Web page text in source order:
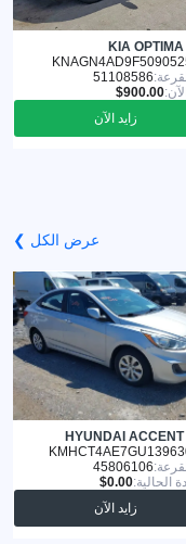
KIA
51108586
زايد الآن
عرض الكل ❯
HYUNDAI
45806106
الحالية:
زايد الآن